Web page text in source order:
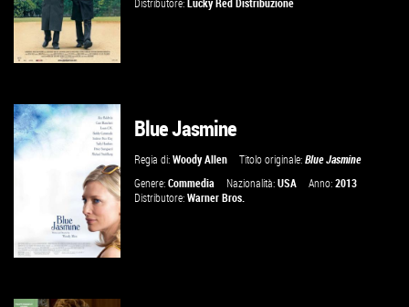
VAI ALLA SCHEDA
Distributore:Lucky Red Distribuzione
Blue Jasmine
Regia di:Woody Allen Titolo originale:Blue Jasmine
Genere:Commedia Nazionalità:USA Anno:2013
Distributore:Warner Bros.